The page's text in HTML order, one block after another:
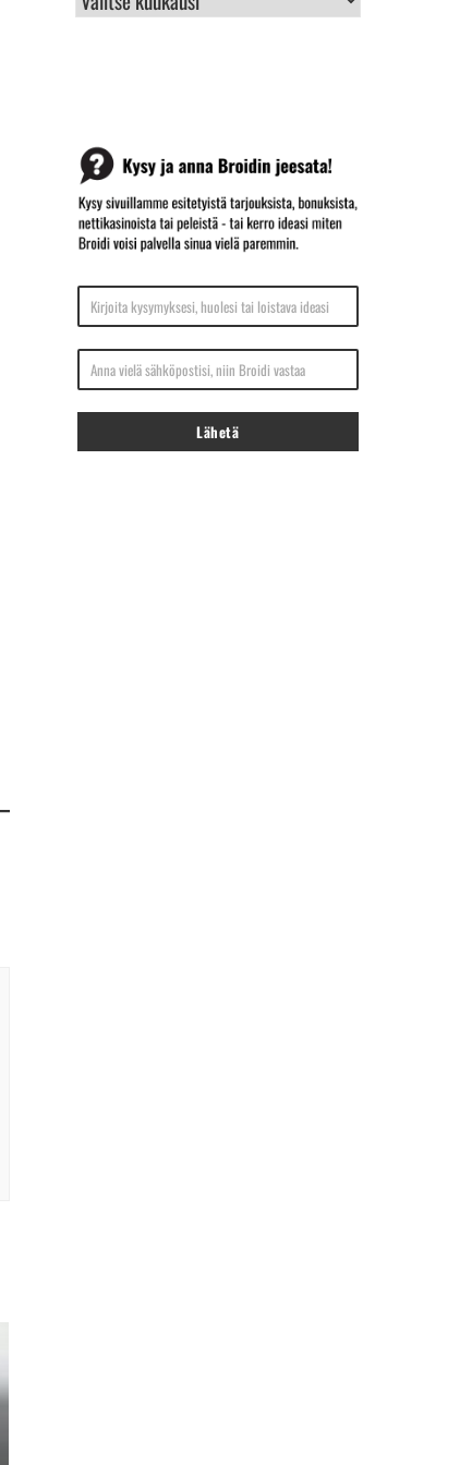
Kirjoita kysymyksesi, huolesi tai loistava ideasi
Anna vielä sähköpostisi, niin Broidi vastaa
Lähetä